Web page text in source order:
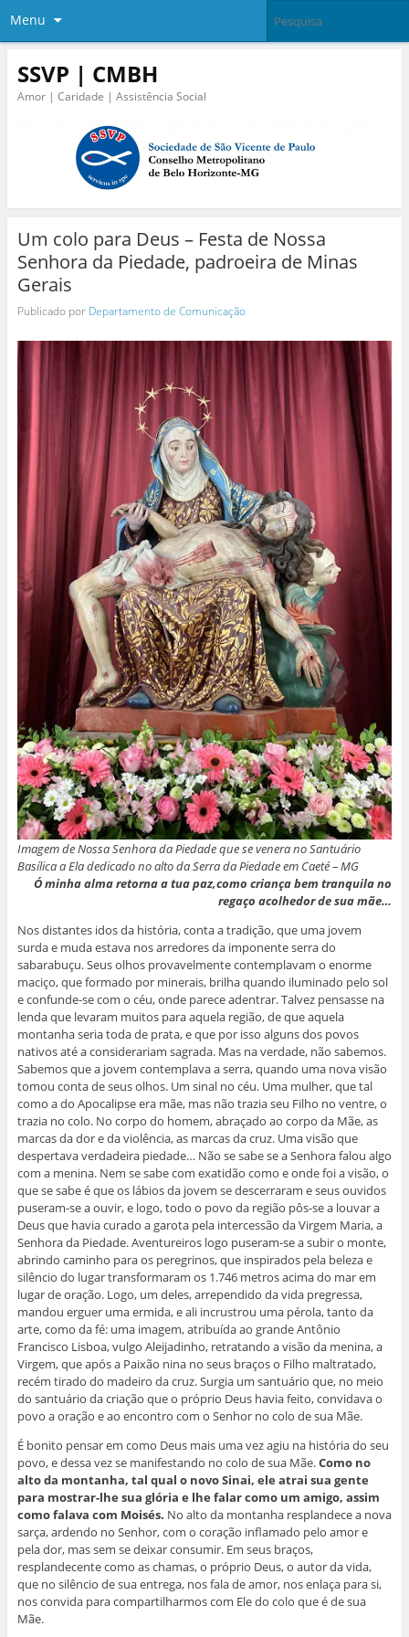
Menu
SSVP | CMBH
Amor | Caridade | Assistência Social
Um colo para Deus – Festa de Nossa
Senhora da Piedade, padroeira de Minas
Gerais
Publicado por Departamento de Comunicação
Imagem de Nossa Senhora da Piedade que se venera no Santuário
Basílica a Ela dedicado no alto da Serra da Piedade em Caeté – MG
Ó minha alma retorna a tua paz,como criança bem tranquila no
regaço acolhedor de sua mãe…
Nos distantes idos da história, conta a tradição, que uma jovem
surda e muda estava nos arredores da imponente serra do
sabarabuçu. Seus olhos provavelmente contemplavam o enorme
maciço, que formado por minerais, brilha quando iluminado pelo sol
e confunde-se com o céu, onde parece adentrar. Talvez pensasse na
lenda que levaram muitos para aquela região, de que aquela
montanha seria toda de prata, e que por isso alguns dos povos
nativos até a considerariam sagrada. Mas na verdade, não sabemos.
Sabemos que a jovem contemplava a serra, quando uma nova visão
tomou conta de seus olhos. Um sinal no céu. Uma mulher, que tal
como a do Apocalipse era mãe, mas não trazia seu Filho no ventre, o
trazia no colo. No corpo do homem, abraçado ao corpo da Mãe, as
marcas da dor e da violência, as marcas da cruz. Uma visão que
despertava verdadeira piedade… Não se sabe se a Senhora falou algo
com a menina. Nem se sabe com exatidão como e onde foi a visão, o
que se sabe é que os lábios da jovem se descerraram e seus ouvidos
puseram-se a ouvir, e logo, todo o povo da região pôs-se a louvar a
Deus que havia curado a garota pela intercessão da Virgem Maria, a
Senhora da Piedade. Aventureiros logo puseram-se a subir o monte,
abrindo caminho para os peregrinos, que inspirados pela beleza e
silêncio do lugar transformaram os 1.746 metros acima do mar em
lugar de oração. Logo, um deles, arrependido da vida pregressa,
mandou erguer uma ermida, e ali incrustrou uma pérola, tanto da
arte, como da fé: uma imagem, atribuída ao grande Antônio
Francisco Lisboa, vulgo Aleijadinho, retratando a visão da menina, a
Virgem, que após a Paixão nina no seus braços o Filho maltratado,
recém tirado do madeiro da cruz. Surgia um santuário que, no meio
do santuário da criação que o próprio Deus havia feito, convidava o
povo a oração e ao encontro com o Senhor no colo de sua Mãe.
É bonito pensar em como Deus mais uma vez agiu na história do seu
povo, e dessa vez se manifestando no colo de sua Mãe.Como no
alto da montanha, tal qual o novo Sinai, ele atrai sua gente
para mostrar-lhe sua glória e lhe falar como um amigo, assim
como falava com Moisés. No alto da montanha resplandece a nova
sarça, ardendo no Senhor, com o coração inflamado pelo amor e
pela dor, mas sem se deixar consumir. Em seus braços,
resplandecente como as chamas, o próprio Deus, o autor da vida,
que no silêncio de sua entrega, nos fala de amor, nos enlaça para si,
nos convida para compartilharmos com Ele do colo que é de sua
Mãe.